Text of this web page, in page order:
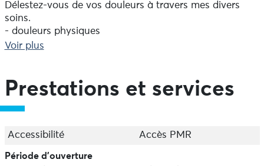
Délestez-vous de vos douleurs à travers mes divers
soins.
- douleurs physiques
- douleurs mentales et psychiques
Qu’est-ce-qu’un soin énergétique ?
Les soins* énergétiques sont des techniques qui
l’énergie du corps pour assurer à l’être humain un bon
Ils sont considérés comme des médecines douces et
Voir plus
Prestations et services
Accessibilité Accès PMR
Période d'ouverture